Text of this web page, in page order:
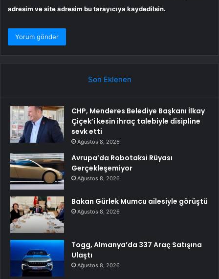
adresim ve site adresim bu tarayıcıya kaydedilsin.
Son Eklenen
CHP, Menderes Belediye Başkanı İlkay
Çiçek’i kesin ihraç talebiyle disipline
sevk etti
Ağustos 8, 2026
Avrupa’da Robotaksi Rüyası
Gerçekleşemiyor
Ağustos 8, 2026
Bakan Gürlek Mumcu ailesiyle görüştü
Ağustos 8, 2026
Togg, Almanya’da 337 Araç Satışına
Ulaştı
Ağustos 8, 2026